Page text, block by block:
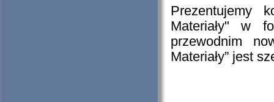
Prezentujemy
Materiały" w
przewodnim
Materiały” jest